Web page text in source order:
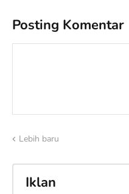
Posting Komentar
Lebih baru
Iklan